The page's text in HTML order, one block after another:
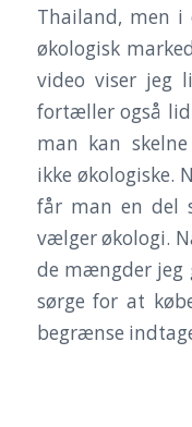
Thailand, men i
økologisk
video viser jeg
fortæller også
man kan
ikke økologiske.
får man en del
vælger økologi.
de mængder jeg
sørge for at
begrænse